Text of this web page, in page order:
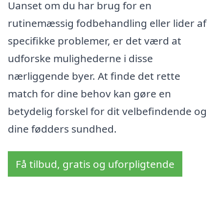
Uanset om du har brug for en
rutinemæssig fodbehandling eller lider af
specifikke problemer, er det værd at
udforske mulighederne i disse
nærliggende byer. At finde det rette
match for dine behov kan gøre en
betydelig forskel for dit velbefindende og
dine fødders sundhed.
Få tilbud, gratis og uforpligtende